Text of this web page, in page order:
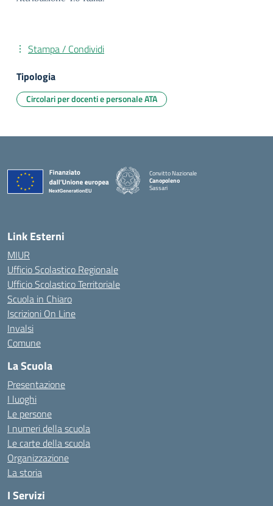
Stampa / Condividi
Tipologia
Circolari per docenti e personale ATA
Convitto Nazionale
Canopoleno
Sassari
Link Esterni
MIUR
Ufficio Scolastico Regionale
Ufficio Scolastico Territoriale
Scuola in Chiaro
Iscrizioni On Line
Invalsi
Comune
La Scuola
Presentazione
I luoghi
Le persone
I numeri della scuola
Le carte della scuola
Organizzazione
La storia
I Servizi